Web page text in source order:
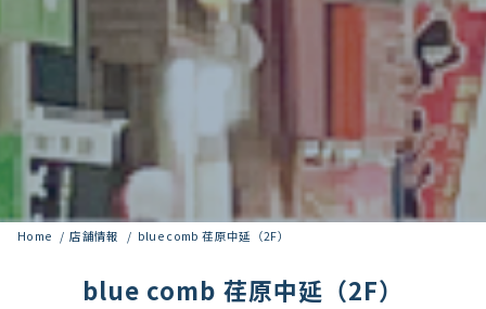
Home 店舗情報 blue comb 荏原中延（2F）
blue comb 荏原中延（2F）